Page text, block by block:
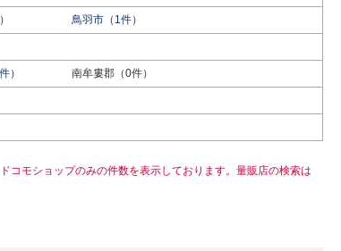
鳥羽市（1件）
） 南牟婁郡（0件）
コモショップのみの件数を表示しております。量販店の検索は